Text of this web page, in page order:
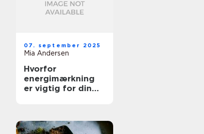
07. september 2025
Mia Andersen
Hvorfor
energimærkning
er vigtig for din